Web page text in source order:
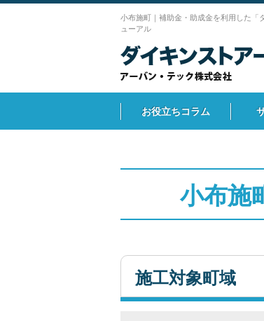
小布施町｜補助金・助成金を利用した「
ューアル
お役立ちコラム
小布施
施工対象町域